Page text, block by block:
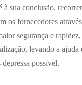
à sua conclusão,
os fornecedores
segurança e
levando a ajuda
depressa possível.